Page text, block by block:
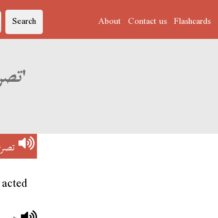
Search About Contact us Flashcards
Derja translation of 'تصرف بوحشية'